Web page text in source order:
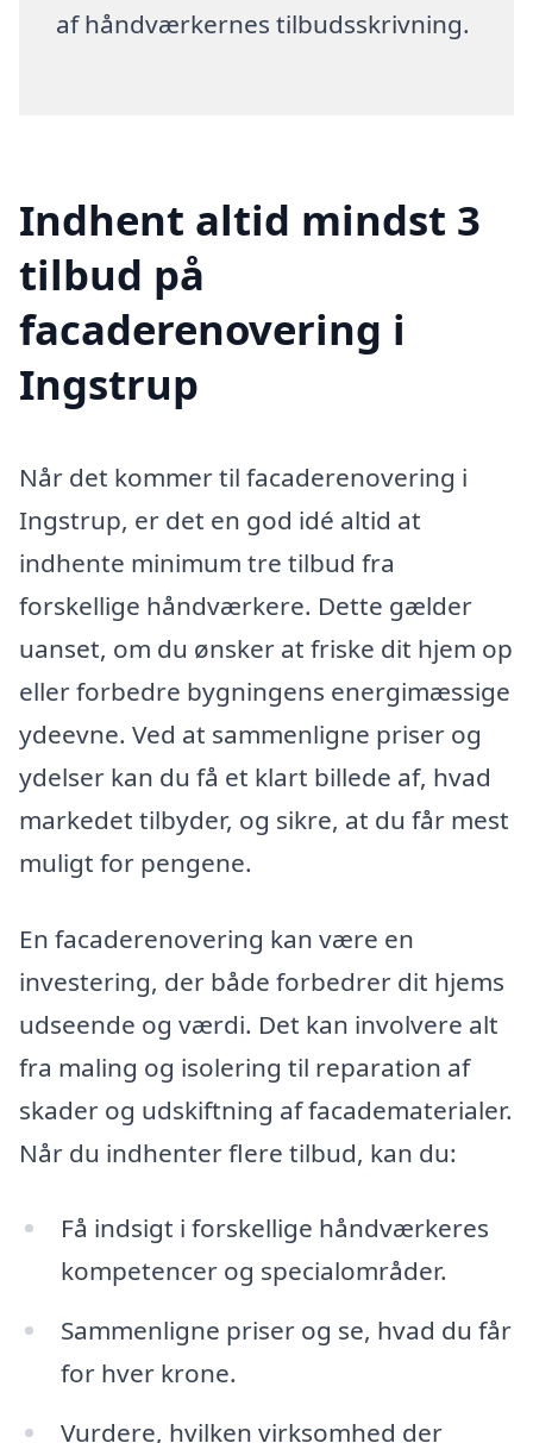
af håndværkernes tilbudsskrivning.
Indhent altid mindst 3
tilbud på
facaderenovering i
Ingstrup
Når det kommer til facaderenovering i
Ingstrup, er det en god idé altid at
indhente minimum tre tilbud fra
forskellige håndværkere. Dette gælder
uanset, om du ønsker at friske dit hjem op
eller forbedre bygningens energimæssige
ydeevne. Ved at sammenligne priser og
ydelser kan du få et klart billede af, hvad
markedet tilbyder, og sikre, at du får mest
muligt for pengene.
En facaderenovering kan være en
investering, der både forbedrer dit hjems
udseende og værdi. Det kan involvere alt
fra maling og isolering til reparation af
skader og udskiftning af facadematerialer.
Når du indhenter flere tilbud, kan du:
Få indsigt i forskellige håndværkeres
kompetencer og specialområder.
Sammenligne priser og se, hvad du får
for hver krone.
Vurdere, hvilken virksomhed der